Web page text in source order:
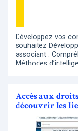
Développez vos
souhaitez
associant :
Méthodes
Accès aux
découvrir les